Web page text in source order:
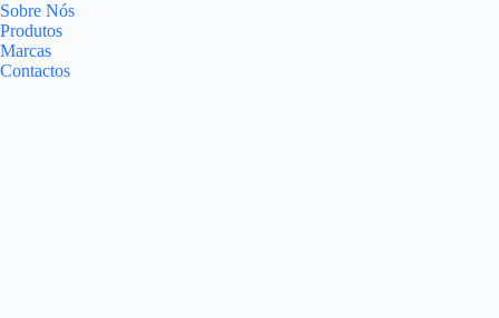
Sobre Nós
Produtos
Marcas
Contactos